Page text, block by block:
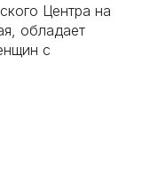
Центра на
обладает
с